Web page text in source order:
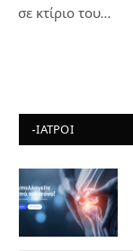
σε κτίριο του…
-ΙΑΤΡΟΙ